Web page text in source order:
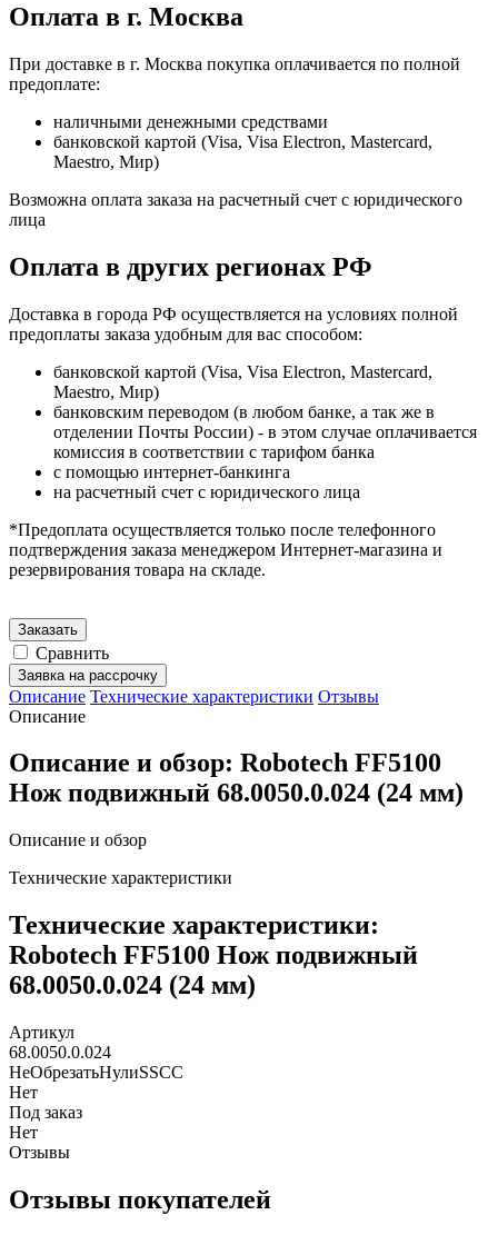
Оплата в г. Москва
При доставке в г. Москва покупка оплачивается по полной
предоплате:
наличными денежными средствами
банковской картой (Visa, Visa Electron, Mastercard,
Maestro, Мир)
Возможна оплата заказа на расчетный счет с юридического
лица
Оплата в других регионах РФ
Доставка в города РФ осуществляется на условиях полной
предоплаты заказа удобным для вас способом:
банковской картой (Visa, Visa Electron, Mastercard,
Maestro, Мир)
банковским переводом (в любом банке, а так же в
отделении Почты России) - в этом случае оплачивается
комиссия в соответствии с тарифом банка
с помощью интернет-банкинга
на расчетный счет с юридического лица
*Предоплата осуществляется только после телефонного
подтверждения заказа менеджером Интернет-магазина и
резервирования товара на складе.
Заказать
Сравнить
Заявка на рассрочку
Описание Технические характеристики Отзывы
Описание
Описание и обзор: Robotech FF5100
Нож подвижный 68.0050.0.024 (24 мм)
Описание и обзор
Технические характеристики
Технические характеристики:
Robotech FF5100 Нож подвижный
68.0050.0.024 (24 мм)
Артикул
68.0050.0.024
НеОбрезатьНулиSSCC
Нет
Под заказ
Нет
Отзывы
Отзывы покупателей